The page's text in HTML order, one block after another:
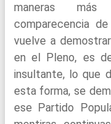
maneras más
comparecencia
vuelve a
en el Pleno, es
insultante, lo que
esta forma, se
ese Partido